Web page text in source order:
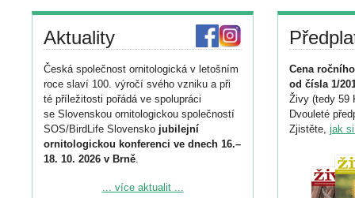
Aktuality
Česká společnost ornitologická v letošním
roce slaví 100. výročí svého vzniku a při
té příležitosti pořádá ve spolupráci
se Slovenskou ornitologickou společností
SOS/BirdLife Slovensko jubilejní
ornitologickou konferenci ve dnech 16.–
18. 10. 2026 v Brně.
Podrobnější informace ke konferenci
... více aktualit ...
Cena
od čísla 1/
Živy (tedy 59
Dvouleté
Zjistěte, jak